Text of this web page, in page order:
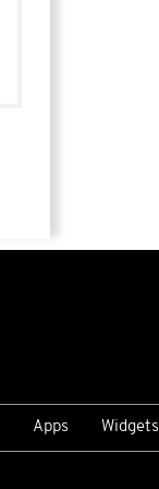
Apps Widgets